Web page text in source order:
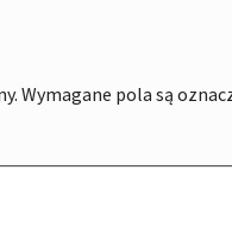
Wymagane pola są